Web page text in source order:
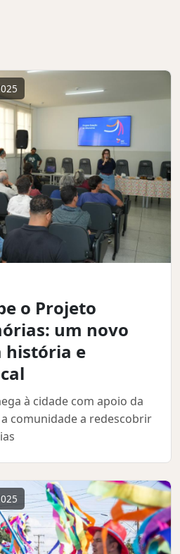
o Projeto
um novo
história e
à cidade com apoio da
comunidade a redescobrir